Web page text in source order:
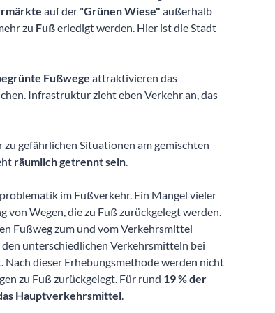
auf der "Grünen Wiese" außerhalb
zu Fußerledigt werden. Hier ist die Stadt
Fußwege attraktivieren das
Infrastruktur zieht eben Verkehr an, das
gefährlichen Situationen am gemischten
räumlich getrennt sein.
im Fußverkehr. Ein Mangel vieler
von Wegen, die zu Fuß zurückgelegt werden.
Fußweg zum und vom Verkehrsmittel
unterschiedlichen Verkehrsmitteln bei
dieser Erhebungsmethode werden nicht
zu Fuß zurückgelegt. Für rund 19 % der
Hauptverkehrsmittel.